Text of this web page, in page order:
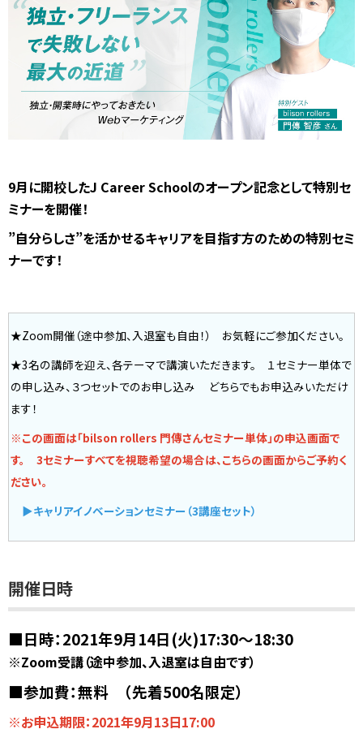
9月に開校したJ Career Schoolのオープン記念として特別セ
ミナーを開催！
”自分らしさ”を活かせるキャリアを目指す方のための特別セミ
ナーです！
★Zoom開催（途中参加、入退室も自由！）
お気軽にご参加ください。
★3名の講師を迎え、各テーマで講演いただきます。 １セミナー単体で
の申し込み、３つセットでのお申し込み どちらでもお申込みいただけ
ます！
※この画面は「bilson rollers 門傳さんセミナー単体」の申込画面で
す。
3セミナーすべてを視聴希望の場合は、こちらの画面からご予約く
ださい。
▶キャリアイノベーションセミナー（3講座セット）
開催日時
■日時：2021年9月14日(火)17:30～18:30
※Zoom受講（途中参加、入退室は自由です）
■参加費：無料 （先着500名限定）
※お申込期限：2021年9月13日17:00